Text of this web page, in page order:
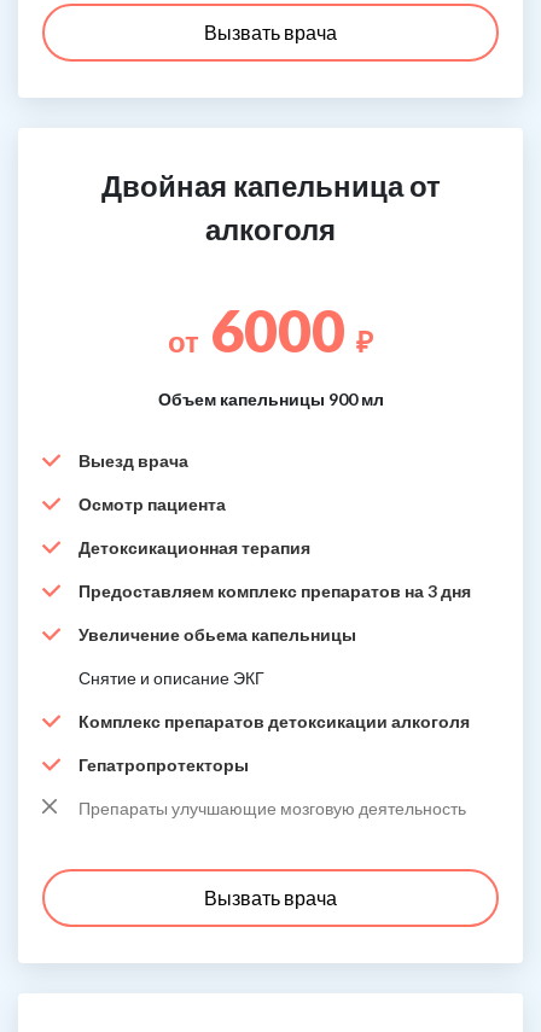
Вызвать врача
Двойная капельница от
алкоголя
от 6000 ₽
Объем капельницы 900 мл
Выезд врача
Осмотр пациента
Детоксикационная терапия
Предоставляем комплекс препаратов на 3 дня
Увеличение обьема капельницы
Снятие и описание ЭКГ
Комплекс препаратов детоксикации алкоголя
Гепатропротекторы
Препараты улучшающие мозговую деятельность
Вызвать врача